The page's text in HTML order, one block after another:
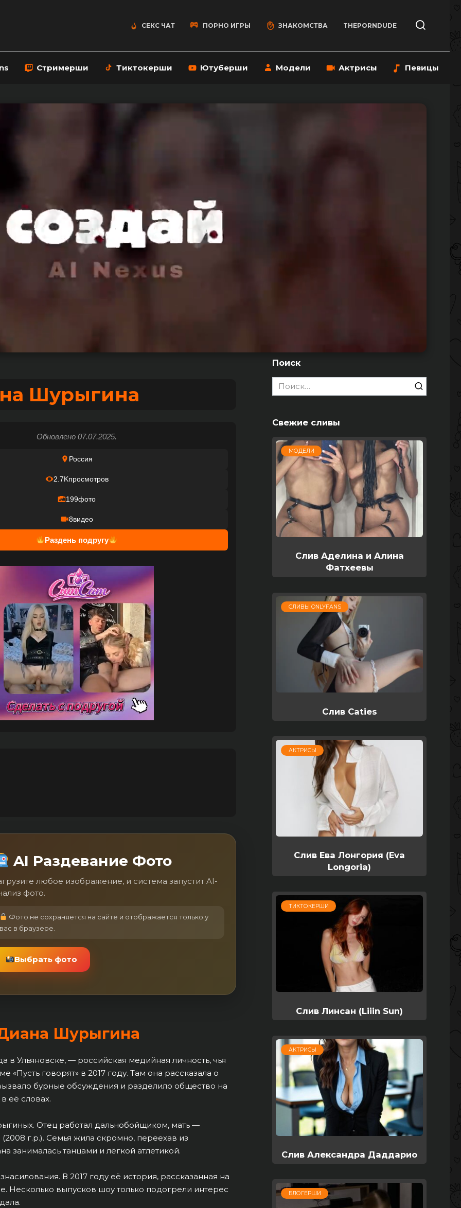
СЕКС ЧАТ ПОРНО ИГРЫ ЗНАКОМСТВА THEPORNDUDE
Стримерши Тиктокерши Ютуберши Модели Актрисы Певицы
Шурыгина
Обновлено 07.07.2025.
Россия
2.7Kпросмотров
199фото
8видео
Раздень подругу
AI Раздевание Фото
любое изображение, и система запустит AI-
фото.
Фото не сохраняется на сайте и отображается только у
вас в браузере.
Выбрать фото
Шурыгина
Ульяновске, — российская медийная личность, чья
«Пусть говорят» в 2017 году. Там она рассказала о
бурные обсуждения и разделило общество на
её словах.
Отец работал дальнобойщиком, мать —
г.р.). Семья жила скромно, переехав из
занималась танцами и лёгкой атлетикой.
В 2017 году её история, рассказанная на
Несколько выпусков шоу только подогрели интерес
Поиск
Search
for:
Свежие сливы
МОДЕЛИ
Слив Аделина и Алина
Фатхеевы
СЛИВЫ ONLYFANS
Слив Caties
АКТРИСЫ
Слив Ева Лонгория (Eva
Longoria)
ТИКТОКЕРШИ
Слив Линсан (Liiin Sun)
АКТРИСЫ
Слив Александра Даддарио
БЛОГЕРШИ